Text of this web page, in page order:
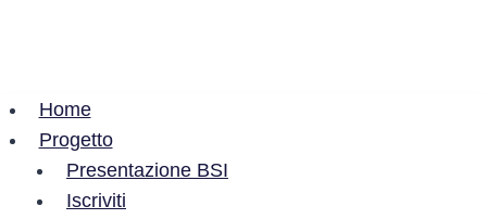
Home
Progetto
Presentazione BSI
Iscriviti